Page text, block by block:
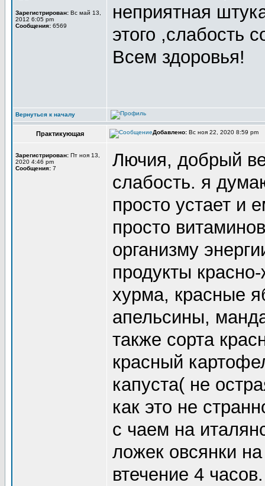
Зарегистрирован: Вс май 13,
2012 6:05 pm
Сообщения: 6569
неприятная
этого ,слабость
Всем здоровья!
Вернуться к началу
Практикующая Добавлено: Вс ноя 22, 2020 8:59 pm
Зарегистрирован: Пт ноя 13,
2020 4:46 pm
Сообщения: 7
Лючия, добрый
слабость. я
просто устает и
просто
организму
продукты
хурма, красные
апельсины,
также сорта
красный
капуста( не
как это не
с чаем на
ложек овсянки
втечение 4 часов.